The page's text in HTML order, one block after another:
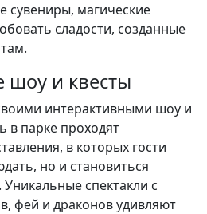
сувениры, магические
сладости, созданные
шоу и квесты
интерактивными шоу и
в парке проходят
в которых гости
но и становиться
спектакли с
фей и драконов удивляют